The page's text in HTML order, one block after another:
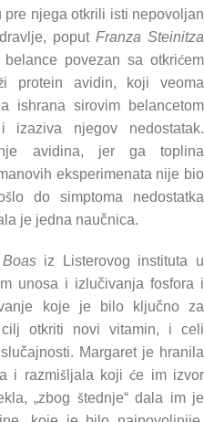
njega otkrili isti nepovoljan
poput Franza Steinitza
povezan sa otkrićem
protein avidin, koji veoma
ishrana sirovim belancetom
izaziva njegov nedostatak.
avidina, jer ga toplina
eksperimenata nije bio
do simptoma nedostatka
je jedna naučnica.
iz Listerovog instituta u
unosa i izlučivanja fosfora i
koje je bilo ključno za
otkriti novi vitamin, i celi
Margaret je hranila
i razmišljala koji će im izvor
„zbog štednje“ dala im je